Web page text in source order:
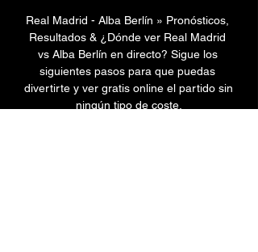
Real Madrid - Alba Berlín » Pronósticos,
Resultados & ¿Dónde ver Real Madrid
vs Alba Berlín en directo? Sigue los
siguientes pasos para que puedas
divertirte y ver gratis online el partido sin
ningún tipo de coste.